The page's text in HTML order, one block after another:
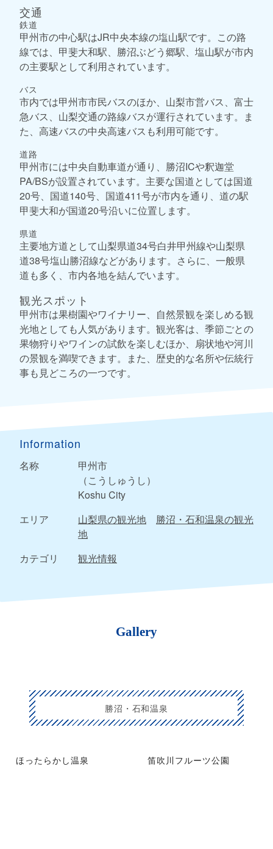
交通
鉄道
甲州市の中心駅はJR中央本線の塩山駅です。この路
線では、甲斐大和駅、勝沼ぶどう郷駅、塩山駅が市内
の主要駅として利用されています。
バス
市内では甲州市市民バスのほか、山梨市営バス、富士
急バス、山梨交通の路線バスが運行されています。ま
た、高速バスの中央高速バスも利用可能です。
道路
甲州市には中央自動車道が通り、勝沼ICや釈迦堂
PA/BSが設置されています。主要な国道としては国道
20号、国道140号、国道411号が市内を通り、道の駅
甲斐大和が国道20号沿いに位置します。
県道
主要地方道として山梨県道34号白井甲州線や山梨県
道38号塩山勝沼線などがあります。さらに、一般県
道も多く、市内各地を結んでいます。
観光スポット
甲州市は果樹園やワイナリー、自然景観を楽しめる観
光地としても人気があります。観光客は、季節ごとの
果物狩りやワインの試飲を楽しむほか、扇状地や河川
の景観を満喫できます。また、歴史的な名所や伝統行
事も見どころの一つです。
Information
名称
甲州市
（こうしゅうし）
Koshu City
エリア
山梨県の観光地
勝沼・石和温泉の観光
地
カテゴリ
観光情報
Gallery
勝沼・石和温泉
ほったらかし温泉 笛吹川フルーツ公園